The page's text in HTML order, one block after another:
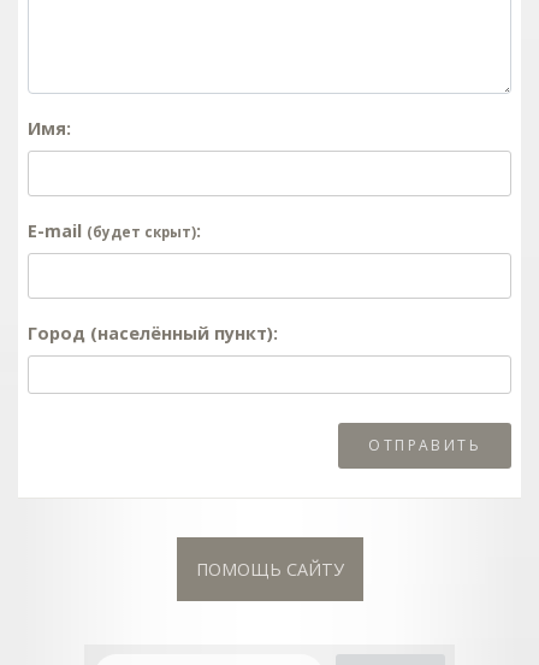
Имя:
E-mail (будет скрыт):
Город (населённый пункт):
ПОМОЩЬ САЙТУ